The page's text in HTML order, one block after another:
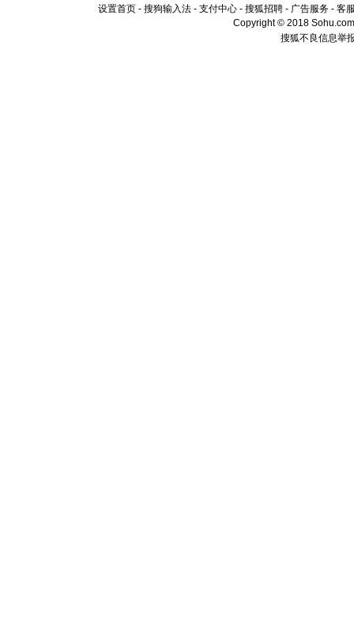
设置首页 - 搜狗输入法 - 支付中心 - 搜狐招聘 - 广告服务 - 客
Copyright © 2018
搜狐不良信息举